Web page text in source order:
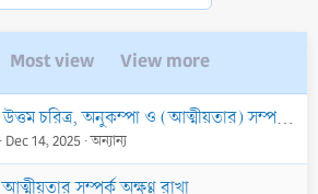
Most view View more
উত্তম চরিত্র, অনুকম্পা ও (আত্মীয়তার) সম্পর্ক বজায় রাখা প্রসঙ্গ - ১
Dec 14, 2025 অন্যান্য
আত্মীয়তার সম্পর্ক অক্ষুণ্ণ রাখা